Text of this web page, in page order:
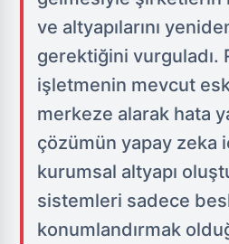
ve altyapılarını
gerektiğini vurguladı.
işletmenin mevcut
merkeze alarak hata
çözümün yapay zeka
kurumsal altyapı
sistemleri sadece
konumlandırmak